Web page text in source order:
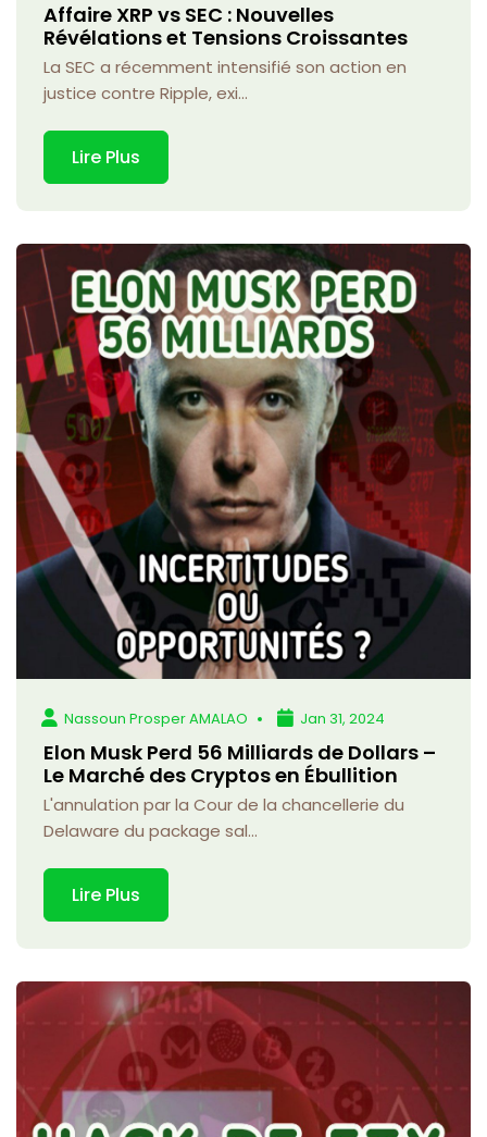
Affaire XRP vs SEC : Nouvelles
Révélations et Tensions Croissantes
La SEC a récemment intensifié son action en
justice contre Ripple, exi...
Lire Plus
Nassoun Prosper AMALAO Jan 31, 2024
Elon Musk Perd 56 Milliards de Dollars –
Le Marché des Cryptos en Ébullition
L'annulation par la Cour de la chancellerie du
Delaware du package sal...
Lire Plus